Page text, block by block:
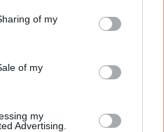
of my
of my
my
Advertising.